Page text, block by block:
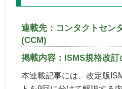
連載先：コンタクトセン
(CCM)
掲載内容：ISMS規格改訂
本連載記事には、改定版